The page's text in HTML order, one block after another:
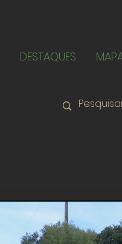
DESTAQUES